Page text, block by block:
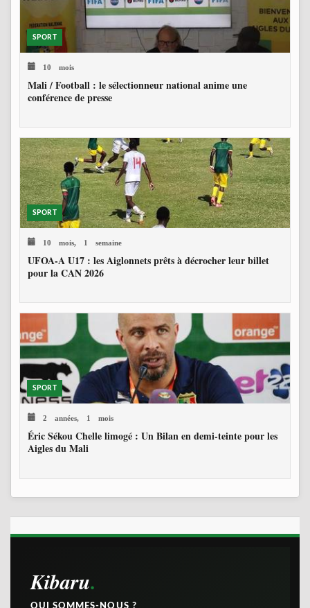
SPORT
10 mois
Mali / Football : le sélectionneur national anime une
conférence de presse
SPORT
10 mois, 1 semaine
UFOA-A U17 : les Aiglonnets prêts à décrocher leur billet
pour la CAN 2026
SPORT
2 années, 1 mois
Éric Sékou Chelle limogé : Un Bilan en demi-teinte pour les
Aigles du Mali
Kibaru
QUI SOMMES-NOUS ?